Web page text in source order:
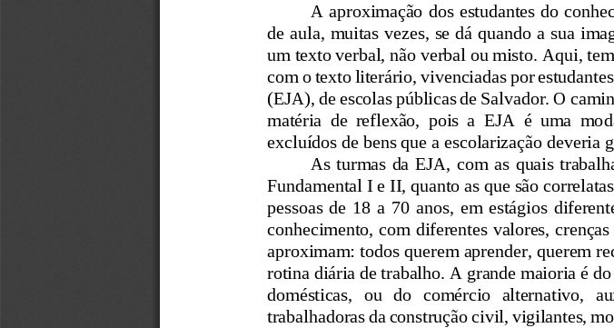
A aproximação dos estudantes do
de aula, muitas vezes, se dá quando a sua
um texto verbal, não verbal ou misto. Aqui,
com o texto literário, vivenciadas por
(EJA), de escolas públicas de Salvador. O
matéria  de  reflexão,  pois  a  EJA  é  uma  mo
excluídos de bens que a escolarização deveria
As turmas da EJA, com as quais
Fundamental I e II, quanto as que são
pessoas  de  18  a  70  anos,  em  estágios
conhecimento, com diferentes valores,
aproximam: todos querem aprender, querem
rotina diária de trabalho. A grande maioria é
domésticas,   ou   do  comércio   alternativo,
trabalhadoras da construção civil, vigilantes,